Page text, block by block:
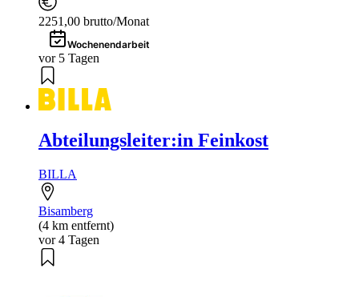
2251,00 brutto/Monat
Wochenendarbeit
vor 5 Tagen
Abteilungsleiter:in Feinkost
BILLA
Bisamberg
(4 km entfernt)
vor 4 Tagen